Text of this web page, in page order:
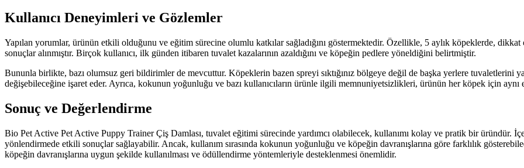
Kullanıcı Deneyimleri ve Gözlemler
Yapılan yorumlar, ürünün etkili olduğunu ve eğitim sürecine olumlu katkılar sağladığını göstermektedir. Özellikle, 5 aylık köpeklerde, dikkat
sonuçlar alınmıştır. Birçok kullanıcı, ilk günden itibaren tuvalet kazalarının azaldığını ve köpeğin pedlere yöneldiğini belirtmiştir.
Bununla birlikte, bazı olumsuz geri bildirimler de mevcuttur. Köpeklerin bazen spreyi sıktığınız bölgeye değil de başka yerlere tuvaletlerini
değişebileceğine işaret eder. Ayrıca, kokunun yoğunluğu ve bazı kullanıcıların ürünle ilgili memnuniyetsizlikleri, ürünün her köpek için aynı
Sonuç ve Değerlendirme
Bio Pet Active Pet Active Puppy Trainer Çiş Damlası, tuvalet eğitimi sürecinde yardımcı olabilecek, kullanımı kolay ve pratik bir üründür.
yönlendirmede etkili sonuçlar sağlayabilir. Ancak, kullanım sırasında kokunun yoğunluğu ve köpeğin davranışlarına göre farklılık
köpeğin davranışlarına uygun şekilde kullanılması ve ödüllendirme yöntemleriyle desteklenmesi önemlidir.